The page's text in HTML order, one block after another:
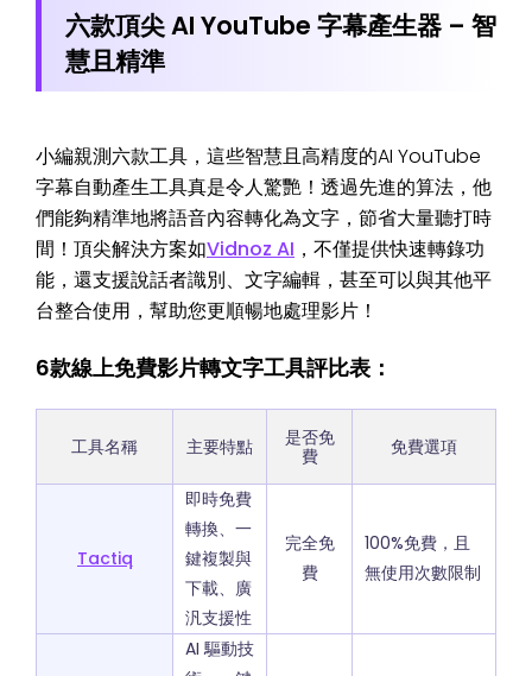
六款頂尖 AI YouTube 字幕產生器 – 智
慧且精準
小編親測六款工具，這些智慧且高精度的AI YouTube
字幕自動產生工具真是令人驚艷！透過先進的算法，他
們能夠精準地將語音內容轉化為文字，節省大量聽打時
間！頂尖解決方案如Vidnoz AI ，不僅提供快速轉錄功
能，還支援說話者識別、文字編輯，甚至可以與其他平
台整合使用，幫助您更順暢地處理影片！
6款線上免費影片轉文字工具評比表：
工具名稱 主要特點
是否免
費
免費選項
Tactiq
即時免費
轉換、一
鍵複製與
下載、廣
汎支援性
完全免
費
100%免費，且
無使用次數限制
AI 驅動技